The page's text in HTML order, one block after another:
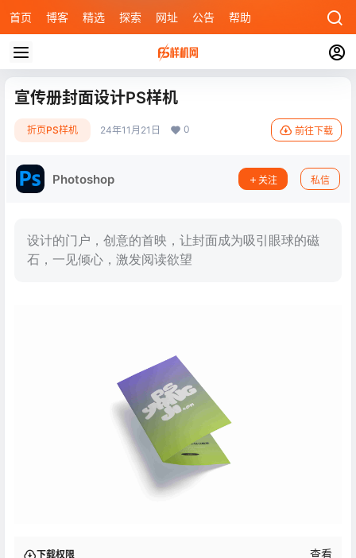
首页 博客 精选 探索 网址 公告 帮助
宣传册封面设计PS样机
折页PS样机 24年11月21日 0 前往下载
Photoshop 关注 私信
设计的门户，创意的首映，让封面成为吸引眼球的磁
石，一见倾心，激发阅读欲望
下载权限 查看